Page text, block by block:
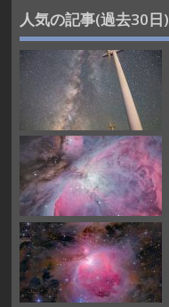
人気の記事(過去30日)